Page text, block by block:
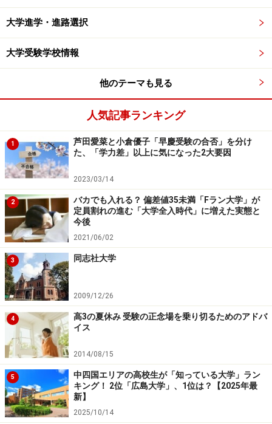
2010年…現代福祉学部を改組、福祉コミュニティ学
科と臨床心理学科(仮称)を開設予定
学部横断で単位を認定。これも学生満足の
一つ
大学改革は、なにも新しい学部、学科の開設や改組改編
だけではない。上記のような既存の中のシステムを少し
変えるだけでも、大きな効果があげられるようだ。この
ことから、法政大学は内部の学生をいかに「満足させる
のか」に大きな力点を置いていることがわかる。一般に
は、学部学科の垣根を越えた「新しい大学教育」が叫ば
れているが、様々な学部・学科の特徴を総合した新学
部・学科の開設という形をとることが多い。
法政大学では、3・4年次に一定の条件（履修単位の上限
を設定）を満たせば、既存の大学の授業を学部横断して
受講でき、それを卒業単位として認めている。文学部に
入ったが、現代福祉学部の授業を受けてみたいという場
合でも、以下のように単位として認定される授業が様々
に展開されている。
■現代福祉学部の公開科目例
地域経営、地域文化政策、コミュニティデザイン、コミ
大学進学・進路選択
大学受験学校情報
他のテーマも見る
人気記事ランキング
1
芦田愛菜と小倉優子「早慶受験の合否」を分け
た、「学力差」以上に気になった2大要因
2023/03/14
2
バカでも入れる？ 偏差値35未満「Fラン大学」が
定員割れの進む「大学全入時代」に増えた実態と
今後
2021/06/02
3 同志社大学
2009/12/26
4
高3の夏休み 受験の正念場を乗り切るためのアドバ
イス
2014/08/15
5
中四国エリアの高校生が「知っている大学」ラン
キング！ 2位「広島大学」、1位は？【2025年最
新】
2025/10/14